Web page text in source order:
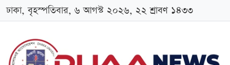
ঢাকা, বৃহস্পতিবার, ৬ আগস্ট ২০২৬, ২২ শ্রাবণ ১৪৩৩